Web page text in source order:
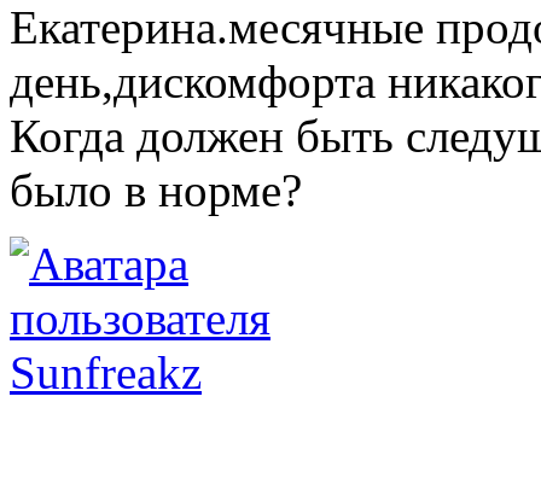
Екатерина.месячные
день,дискомфорта
Когда должен быть
было в норме?
Sunfreakz